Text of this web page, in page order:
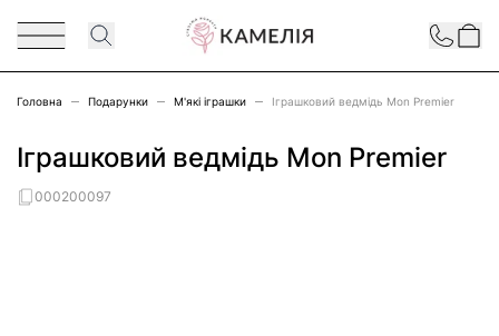
Contact
Головна Подарунки М'які іграшки Іграшковий ведмідь Mon Premier
Іграшковий ведмідь Mon Premier
000200097